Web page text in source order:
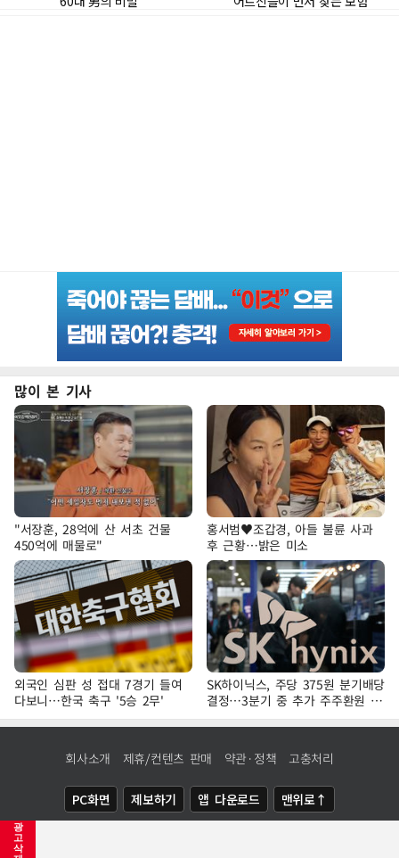
광
고
삭
많이 본 기사
"서장훈, 28억에 산 서초 건물
450억에 매물로"
홍서범♥조갑경, 아들 불륜 사과
후 근황…밝은 미소
외국인 심판 성 접대 7경기 들여
다보니…한국 축구 '5승 2무'
SK하이닉스, 주당 375원 분기배당
결정…3분기 중 추가 주주환원 발
표
회사소개 제휴/컨텐츠 판매 약관·정책 고충처리
PC화면 제보하기 앱 다운로드 맨위로↑